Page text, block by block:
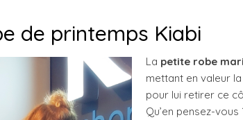
de printemps Kiabi
La petite robe
mettant en valeur
pour lui retirer ce
Qu’en pensez-